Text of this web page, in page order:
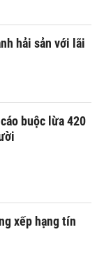
hải sản với lãi
buộc lừa 420
xếp hạng tín